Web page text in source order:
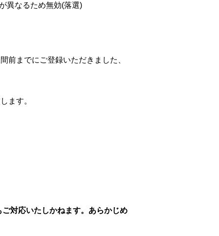
異なるため無効(落選)
前までにご登録いただきました、
ます。
対応いたしかねます。あらかじめ